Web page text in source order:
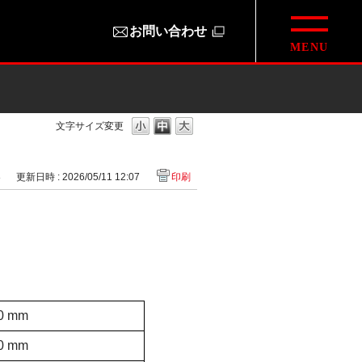
お問い合わせ
文字サイズ変更
更新日時 : 2026/05/11 12:07 印刷
mm
mm